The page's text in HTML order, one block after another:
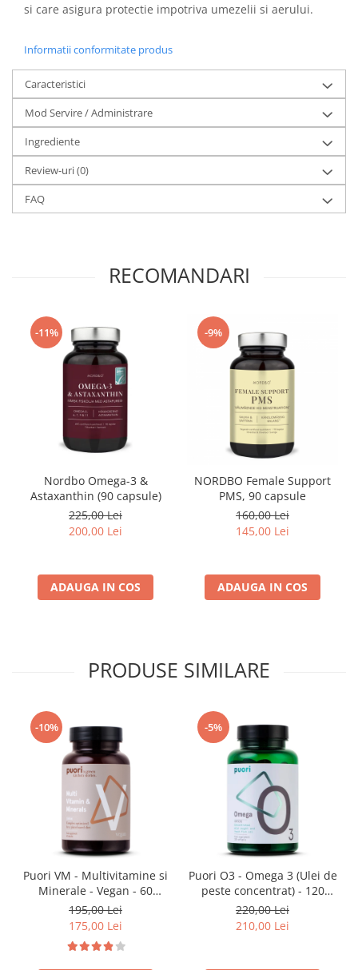
si care asigura protectie impotriva umezelii si aerului.
Informatii conformitate produs
Caracteristici
Mod Servire / Administrare
Ingrediente
Review-uri(0)
FAQ
RECOMANDARI
-11%
Nordbo Omega-3 &
Astaxanthin (90 capsule)
225,00 Lei
200,00 Lei
ADAUGA IN COS
-9%
NORDBO Female Support
PMS, 90 capsule
160,00 Lei
145,00 Lei
ADAUGA IN COS
PRODUSE SIMILARE
-10%
Puori VM - Multivitamine si
Minerale - Vegan - 60
capsule
195,00 Lei
175,00 Lei
-5%
Puori O3 - Omega 3 (Ulei de
peste concentrat) - 120
capsule
220,00 Lei
210,00 Lei